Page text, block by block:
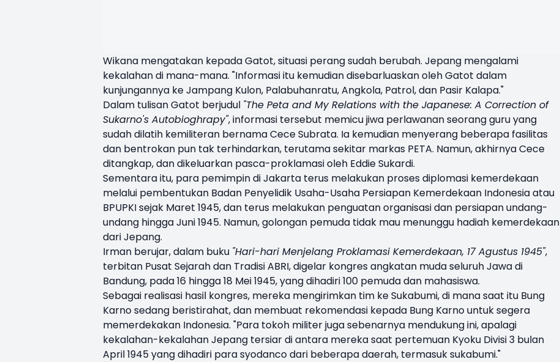
Wikana mengatakan kepada Gatot, situasi perang sudah berubah. Jepang mengalami
kekalahan di mana-mana. "Informasi itu kemudian disebarluaskan oleh Gatot dalam
kunjungannya ke Jampang Kulon, Palabuhanratu, Angkola, Patrol, dan Pasir Kalapa."
Dalam tulisan Gatot berjudul "The Peta and My Relations with the Japanese: A Correction of
Sukarno's Autobioghrapy", informasi tersebut memicu jiwa perlawanan seorang guru yang
sudah dilatih kemiliteran bernama Cece Subrata. Ia kemudian menyerang beberapa fasilitas
dan bentrokan pun tak terhindarkan, terutama sekitar markas PETA. Namun, akhirnya Cece
ditangkap, dan dikeluarkan pasca-proklamasi oleh Eddie Sukardi.
Sementara itu, para pemimpin di Jakarta terus melakukan proses diplomasi kemerdekaan
melalui pembentukan Badan Penyelidik Usaha-Usaha Persiapan Kemerdekaan Indonesia atau
BPUPKI sejak Maret 1945, dan terus melakukan penguatan organisasi dan persiapan undang-
undang hingga Juni 1945. Namun, golongan pemuda tidak mau menunggu hadiah kemerdekaan
dari Jepang.
Irman berujar, dalam buku "Hari-hari Menjelang Proklamasi Kemerdekaan, 17 Agustus 1945",
terbitan Pusat Sejarah dan Tradisi ABRI, digelar kongres angkatan muda seluruh Jawa di
Bandung, pada 16 hingga 18 Mei 1945, yang dihadiri 100 pemuda dan mahasiswa.
Sebagai realisasi hasil kongres, mereka mengirimkan tim ke Sukabumi, di mana saat itu Bung
Karno sedang beristirahat, dan membuat rekomendasi kepada Bung Karno untuk segera
memerdekakan Indonesia. "Para tokoh militer juga sebenarnya mendukung ini, apalagi
kekalahan-kekalahan Jepang tersiar di antara mereka saat pertemuan Kyoku Divisi 3 bulan
April 1945 yang dihadiri para syodanco dari beberapa daerah, termasuk sukabumi."